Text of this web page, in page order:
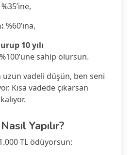
%35’ine,
%60’ına,
10 yılı
%100’üne sahip olursun.
uzun vadeli düşün, ben seni
Kısa vadede çıkarsan
Yapılır?
TL ödüyorsun: